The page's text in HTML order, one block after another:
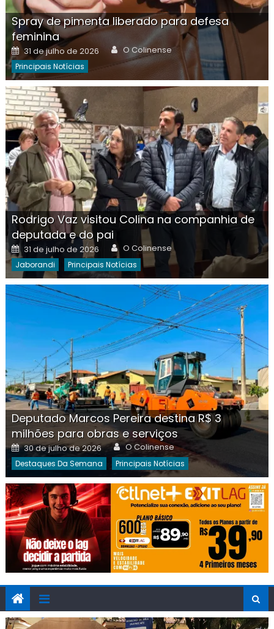
Spray de pimenta liberado para defesa
feminina
Posted
on
31 de julho de 2026 Author
O Colinense
Principais Notícias
Rodrigo Vaz visitou Colina na companhia de
deputada e do pai
Posted
on
31 de julho de 2026 Author
O Colinense
Jaborandi Principais Notícias
Deputado Marcos Pereira destina R$ 3
milhões para obras e serviços
Posted
on
30 de julho de 2026 Author
O Colinense
Destaques Da Semana Principais Notícias